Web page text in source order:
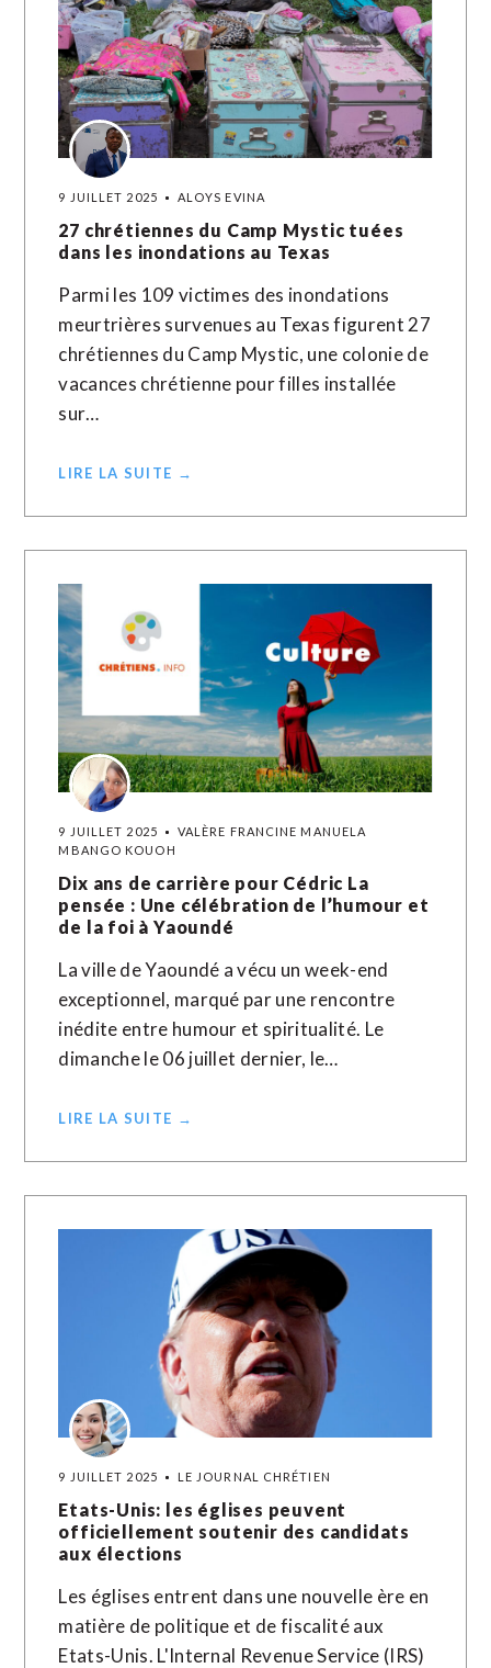
9 JUILLET 2025 ALOYS EVINA
27 chrétiennes du Camp Mystic tuées
dans les inondations au Texas
Parmi les 109 victimes des inondations
meurtrières survenues au Texas figurent 27
chrétiennes du Camp Mystic, une colonie de
vacances chrétienne pour filles installée
sur…
LIRE LA SUITE →
9 JUILLET 2025
VALÈRE FRANCINE MANUELA
MBANGO KOUOH
Dix ans de carrière pour Cédric La
pensée : Une célébration de l’humour et
de la foi à Yaoundé
La ville de Yaoundé a vécu un week-end
exceptionnel, marqué par une rencontre
inédite entre humour et spiritualité. Le
dimanche le 06 juillet dernier, le…
LIRE LA SUITE →
9 JUILLET 2025 LE JOURNAL CHRÉTIEN
Etats-Unis: les églises peuvent
officiellement soutenir des candidats
aux élections
Les églises entrent dans une nouvelle ère en
matière de politique et de fiscalité aux
Etats-Unis. L'Internal Revenue Service (IRS)